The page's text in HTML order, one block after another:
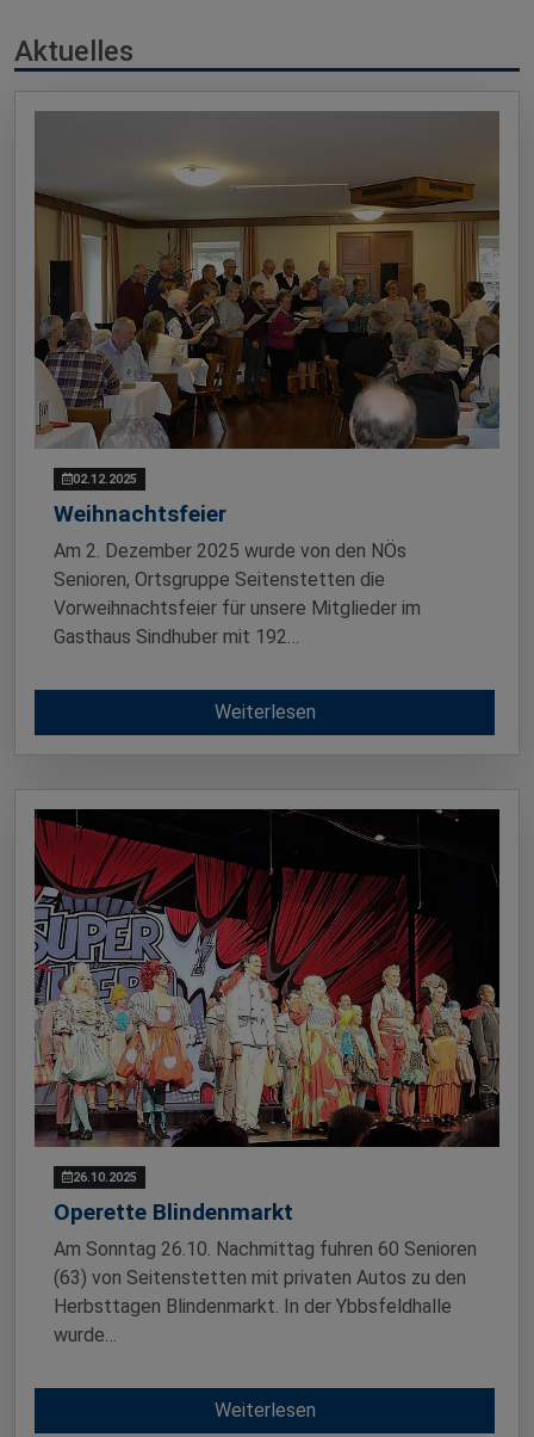
Aktuelles
02.12.2025
Weihnachtsfeier
Am 2. Dezember 2025 wurde von den NÖs
Senioren, Ortsgruppe Seitenstetten die
Vorweihnachtsfeier für unsere Mitglieder im
Gasthaus Sindhuber mit 192…
Weiterlesen
26.10.2025
Operette Blindenmarkt
Am Sonntag 26.10. Nachmittag fuhren 60 Senioren
(63) von Seitenstetten mit privaten Autos zu den
Herbsttagen Blindenmarkt. In der Ybbsfeldhalle
wurde…
Weiterlesen